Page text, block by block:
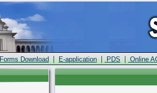
Forms Download | E-application | PDS | Online